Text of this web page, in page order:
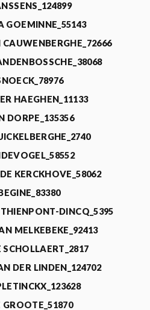
GOEMINNE_55143
HAEGHEN_11133
DORPE_135356
KERCKHOVE_58062
DINCQ_5395
MELKEBEKE_92413
DER LINDEN_124702
GROOTE_51870